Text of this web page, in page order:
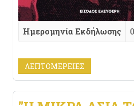
Ημερομηνία Εκδήλωσης
ΛΕΠΤΟΜΈΡΕΙΕΣ